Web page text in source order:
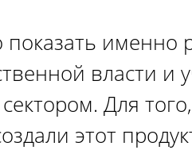
именно
власти
Для
этот